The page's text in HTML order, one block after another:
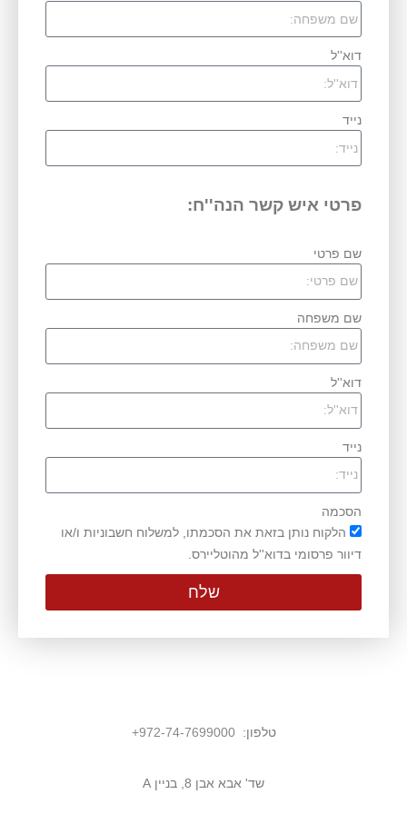
דוא''ל
נייד
פרטי איש קשר הנה''ח:
שם פרטי
שם משפחה
דוא''ל
נייד
הסכמה
הלקוח נותן בזאת את הסכמתו, למשלוח חשבוניות ו/או
דיוור פרסומי בדוא''ל מהוטליירס.
שלח
טלפון: 972-74-7699000
+
שד' אבא אבן 8, בניין A